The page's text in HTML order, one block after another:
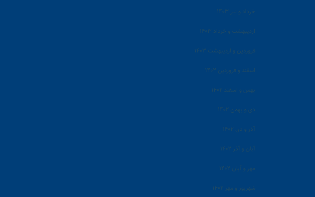
خرداد و تیر ۱۴۰۳
اردیبهشت و خرداد ۱۴۰۳
فروردین و اردیبهشت ۱۴۰۳
اسفند و فروردین ۱۴۰۲
بهمن و اسفند ۱۴۰۲
دی و بهمن ۱۴۰۲
آذر و دی ۱۴۰۲
آبان و آذر ۱۴۰۲
مهر و آبان ۱۴۰۲
شهریور و مهر ۱۴۰۲